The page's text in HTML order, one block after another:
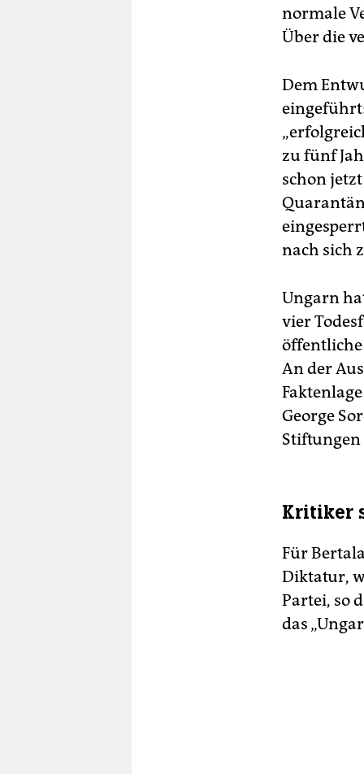
normale
Über die
Dem
zu fünf
schon
nach sich
Ungarn
vier
öffentliche
An der
George
Stiftungen
Kritiker
Für
Diktatur,
Partei, so
das